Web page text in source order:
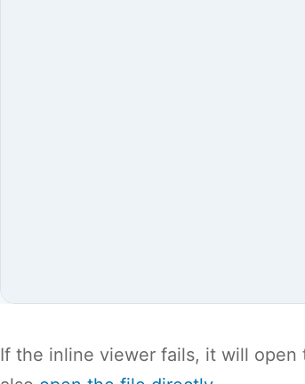
If the inline viewer fails, it will open